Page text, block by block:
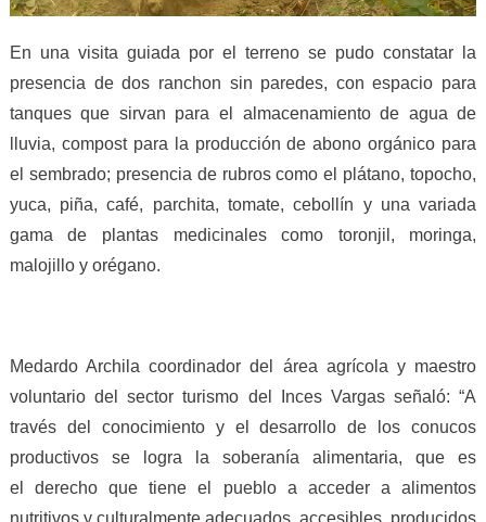
En una visita guiada por el terreno se pudo constatar la
presencia de dos ranchon sin paredes, con espacio para
tanques que sirvan para el almacenamiento de agua de
lluvia, compost para la producción de abono orgánico para
el sembrado; presencia de rubros como el plátano, topocho,
yuca, piña, café, parchita, tomate, cebollín y una variada
gama de plantas medicinales como toronjil, moringa,
malojillo y orégano.
Medardo Archila coordinador del área agrícola y maestro
voluntario del sector turismo del Inces Vargas señaló: “A
través del conocimiento y el desarrollo de los conucos
productivos se logra la soberanía alimentaria, que es
el derecho que tiene el pueblo a acceder a alimentos